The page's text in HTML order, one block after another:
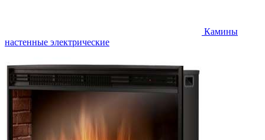
Камины
настенные электрические